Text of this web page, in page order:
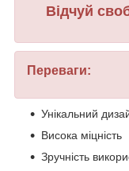
Відчуй
Переваги:
Унікальний
Висока міцність
Зручність